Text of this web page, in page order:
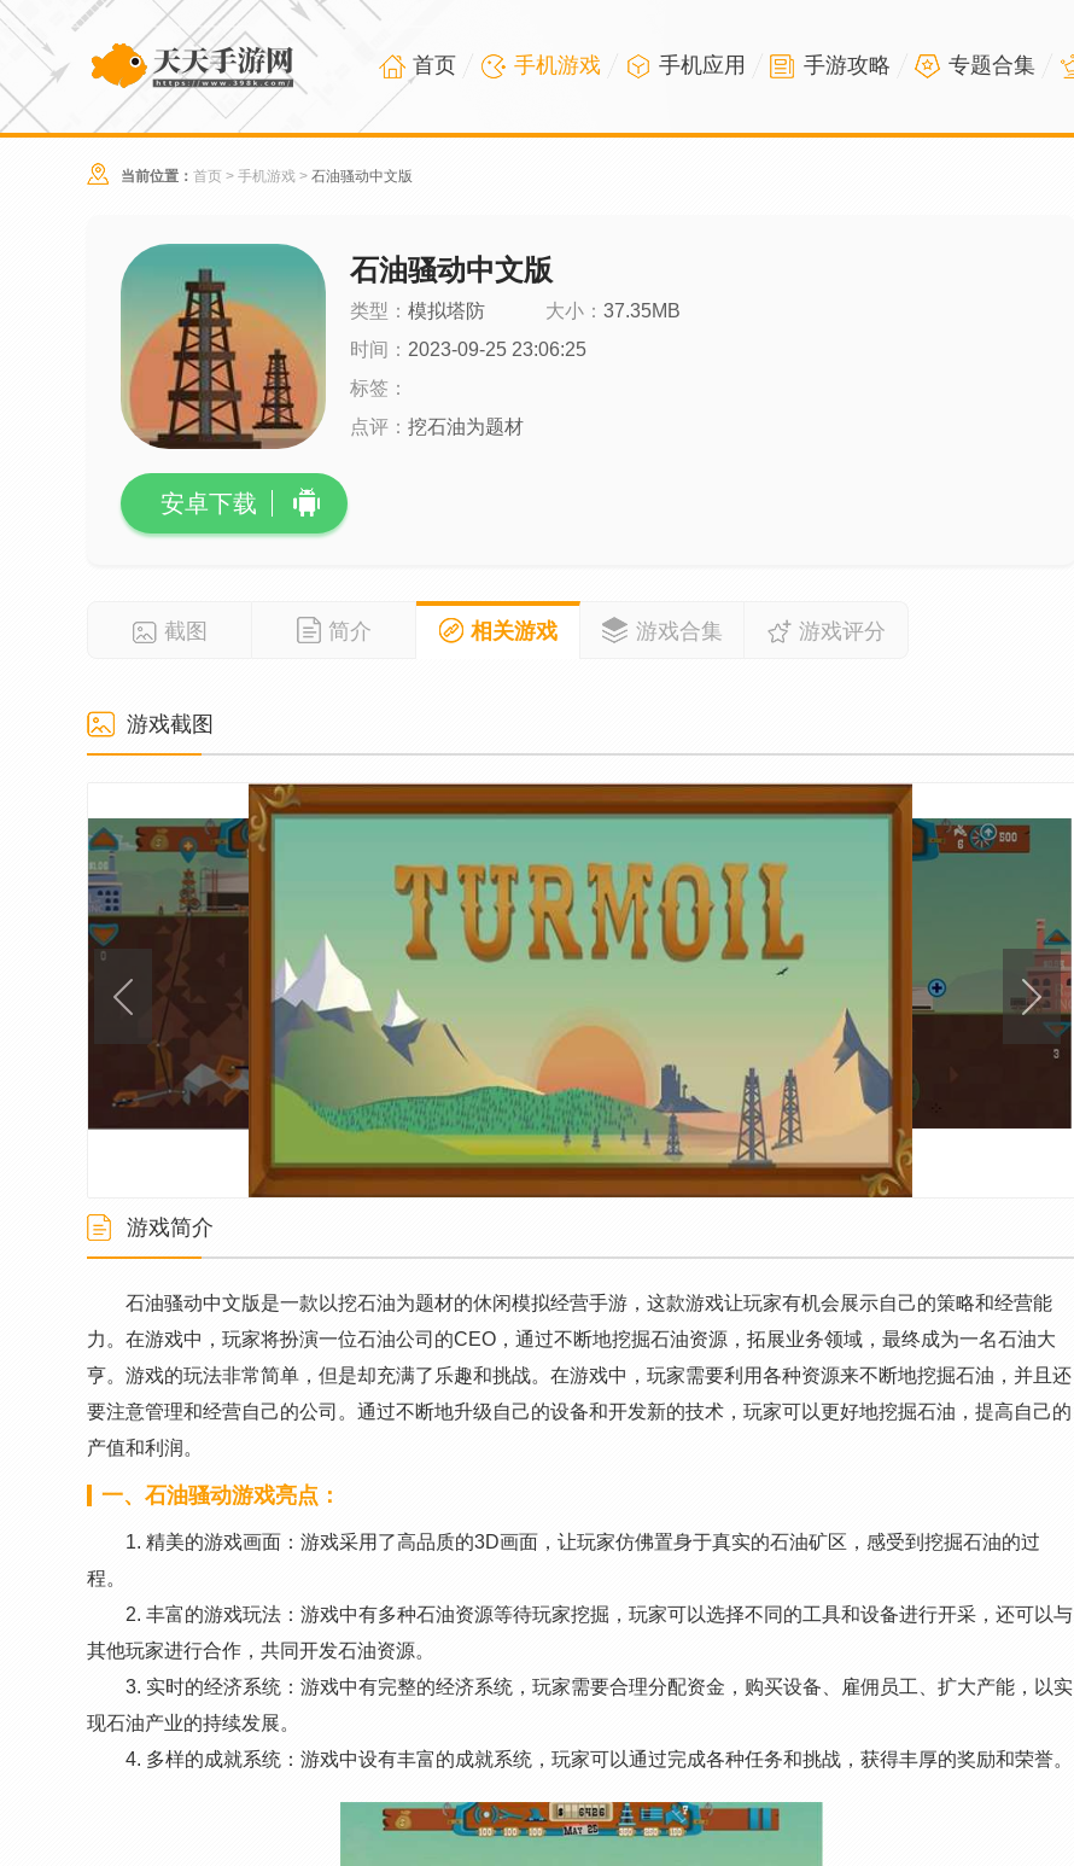
首页 手机游戏 手机应用 手游攻略 专题合集
当前位置： 首页 > 手机游戏 > 石油骚动中文版
石油骚动中文版
类型： 模拟塔防 大小： 37.35MB
时间： 2023-09-25 23:06:25
标签：
点评： 挖石油为题材
安卓下载
截图 简介 相关游戏 游戏合集 游戏评分
游戏截图
游戏简介
石油骚动中文版是一款以挖石油为题材的休闲模拟经营手游，这款游戏让玩家有机会展示自己的策略和经营能
力。在游戏中，玩家将扮演一位石油公司的CEO，通过不断地挖掘石油资源，拓展业务领域，最终成为一名石油大
亨。游戏的玩法非常简单，但是却充满了乐趣和挑战。在游戏中，玩家需要利用各种资源来不断地挖掘石油，并且还
要注意管理和经营自己的公司。通过不断地升级自己的设备和开发新的技术，玩家可以更好地挖掘石油，提高自己的
产值和利润。
一、石油骚动游戏亮点：
1. 精美的游戏画面：游戏采用了高品质的3D画面，让玩家仿佛置身于真实的石油矿区，感受到挖掘石油的过
程。
2. 丰富的游戏玩法：游戏中有多种石油资源等待玩家挖掘，玩家可以选择不同的工具和设备进行开采，还可以与
其他玩家进行合作，共同开发石油资源。
3. 实时的经济系统：游戏中有完整的经济系统，玩家需要合理分配资金，购买设备、雇佣员工、扩大产能，以实
现石油产业的持续发展。
4. 多样的成就系统：游戏中设有丰富的成就系统，玩家可以通过完成各种任务和挑战，获得丰厚的奖励和荣誉。